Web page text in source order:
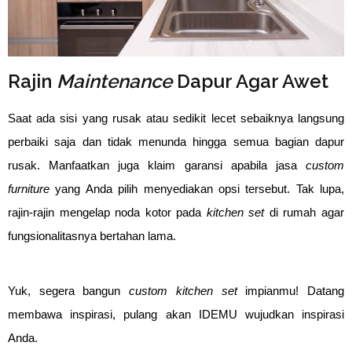
Rajin Maintenance Dapur Agar Awet
Saat ada sisi yang rusak atau sedikit lecet sebaiknya langsung
perbaiki saja dan tidak menunda hingga semua bagian dapur
rusak. Manfaatkan juga klaim garansi apabila jasa custom
furniture yang Anda pilih menyediakan opsi tersebut. Tak lupa,
rajin-rajin mengelap noda kotor pada kitchen setdi rumah agar
fungsionalitasnya bertahan lama.
Yuk, segera banguncustom kitchen setimpianmu! Datang
membawa inspirasi, pulang akan IDEMU wujudkan inspirasi
Anda.